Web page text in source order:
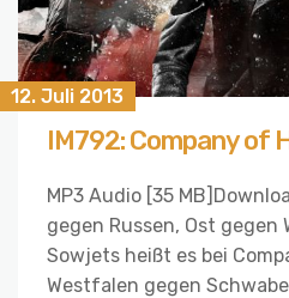
12. Juli 2013
IM792: Company of
MP3 Audio [35
gegen Russen, Ost gegen
Sowjets heißt es bei
Westfalen gegen